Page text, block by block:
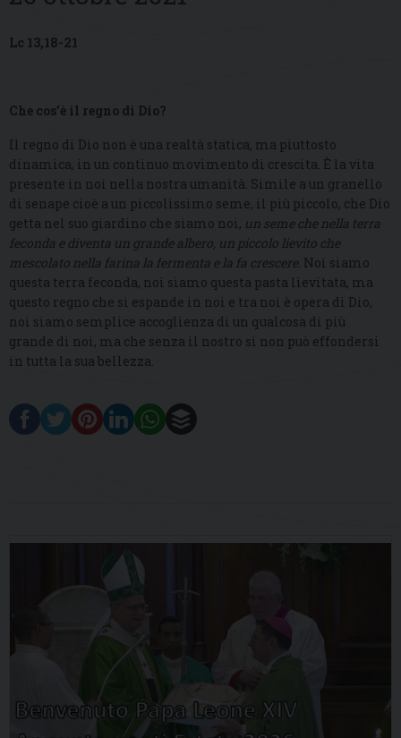
Lc 13,18-21
Che cos’è il regno di Dio?
Il regno di Dio non è una realtà statica, ma piuttosto
dinamica, in un continuo movimento di crescita. È la vita
presente in noi nella nostra umanità. Simile a un granello
di senape cioè a un piccolissimo seme, il più piccolo, che Dio
getta nel suo giardino che siamo noi, un seme che nella terra
feconda e diventa un grande albero, un piccolo lievito che
mescolato nella farina la fermenta e la fa crescere. Noi siamo
questa terra feconda, noi siamo questa pasta lievitata, ma
questo regno che si espande in noi e tra noi è opera di Dio,
noi siamo semplice accoglienza di un qualcosa di più
grande di noi, ma che senza il nostro sì non può effondersi
in tutta la sua bellezza.